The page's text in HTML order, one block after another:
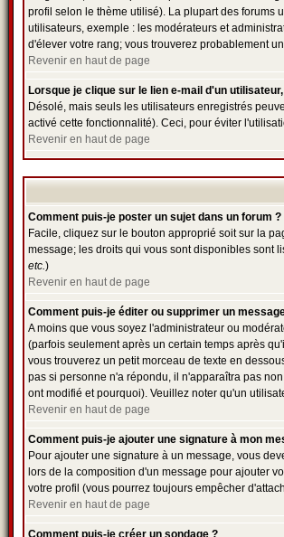
profil selon le thème utilisé). La plupart des forums
utilisateurs, exemple : les modérateurs et
d'élever votre rang; vous trouverez probablement
Revenir en haut de page
Lorsque je clique sur le lien e-mail d'un
Désolé, mais seuls les utilisateurs enregistrés
activé cette fonctionnalité). Ceci, pour éviter
Revenir en haut de page
Comment puis-je poster un sujet dans un forum ?
Facile, cliquez sur le bouton approprié soit sur la
message; les droits qui vous sont disponibles sont
etc.)
Revenir en haut de page
Comment puis-je éditer ou supprimer un
A moins que vous soyez l'administrateur ou
(parfois seulement après un certain temps après
vous trouverez un petit morceau de texte en
pas si personne n'a répondu, il n'apparaîtra pas
ont modifié et pourquoi). Veuillez noter qu'un
Revenir en haut de page
Comment puis-je ajouter une signature à mon
Pour ajouter une signature à un message, vous
lors de la composition d'un message pour ajouter
votre profil (vous pourrez toujours empêcher
Revenir en haut de page
Comment puis-je créer un sondage ?